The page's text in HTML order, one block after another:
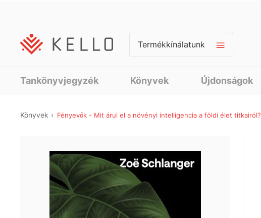
Termékkínálatunk
Tankönyvjegyzék Könyvek Újdonságok
Könyvek Fényevők - Mit árul el a növényi intelligencia a földi élet titkairól?